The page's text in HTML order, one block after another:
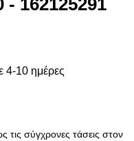
162125291
4-10 ημέρες
τις σύγχρονες τάσεις στον